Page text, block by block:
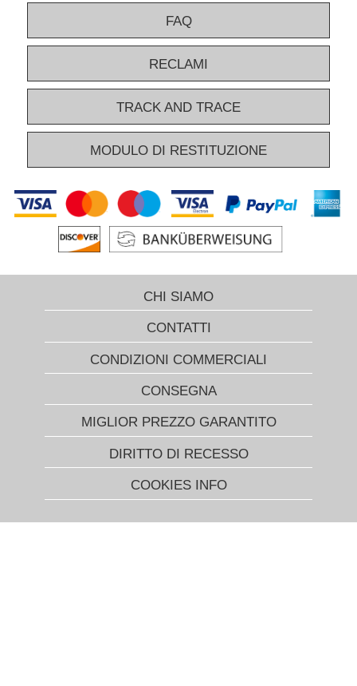
FAQ
RECLAMI
TRACK AND TRACE
MODULO DI RESTITUZIONE
CHI SIAMO
CONTATTI
CONDIZIONI COMMERCIALI
CONSEGNA
MIGLIOR PREZZO GARANTITO
DIRITTO DI RECESSO
COOKIES INFO